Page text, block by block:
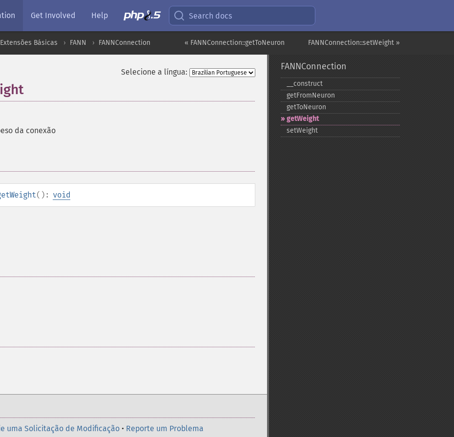
Get Involved Help Search docs
FANNConnection::setWeight »
« FANNConnection::getToNeuron
Básicas FANN FANNConnection
Selecione a língua:
da conexão
(): void
uma Solicitação de Modificação • Reporte um Problema
FANNConnection
_​_​construct
getFromNeuron
getToNeuron
getWeight
setWeight